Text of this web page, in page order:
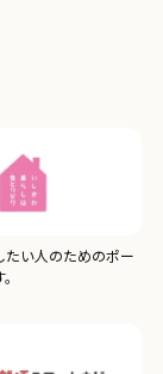
たい人のためのポー